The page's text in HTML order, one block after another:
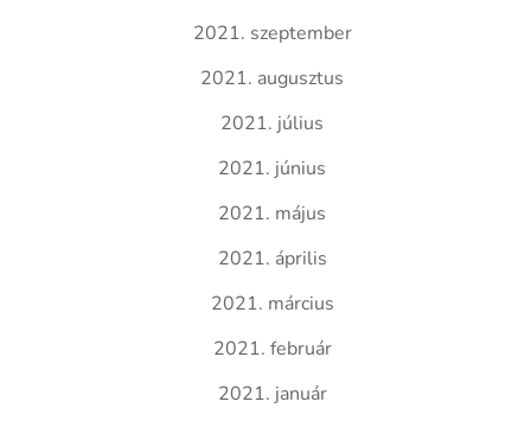
2021. szeptember
2021. augusztus
2021. július
2021. június
2021. május
2021. április
2021. március
2021. február
2021. január